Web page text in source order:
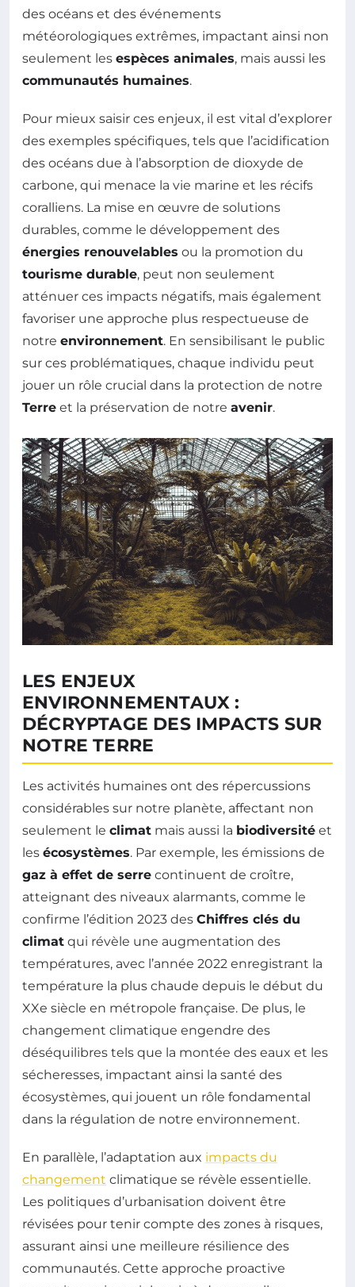
des océans et des événements
météorologiques extrêmes, impactant ainsi non
seulement les espèces animales, mais aussi les
communautés humaines.
Pour mieux saisir ces enjeux, il est vital d’explorer
des exemples spécifiques, tels que l’acidification
des océans due à l’absorption de dioxyde de
carbone, qui menace la vie marine et les récifs
coralliens. La mise en œuvre de solutions
durables, comme le développement des
énergies renouvelables ou la promotion du
tourisme durable, peut non seulement
atténuer ces impacts négatifs, mais également
favoriser une approche plus respectueuse de
notre environnement. En sensibilisant le public
sur ces problématiques, chaque individu peut
jouer un rôle crucial dans la protection de notre
Terre et la préservation de notre avenir.
LES ENJEUX
ENVIRONNEMENTAUX :
DÉCRYPTAGE DES IMPACTS SUR
NOTRE TERRE
Les activités humaines ont des répercussions
considérables sur notre planète, affectant non
seulement le climat mais aussi la biodiversité et
les écosystèmes. Par exemple, les émissions de
gaz à effet de serre continuent de croître,
atteignant des niveaux alarmants, comme le
confirme l’édition 2023 des Chiffres clés du
climat qui révèle une augmentation des
températures, avec l’année 2022 enregistrant la
température la plus chaude depuis le début du
XXe siècle en métropole française. De plus, le
changement climatique engendre des
déséquilibres tels que la montée des eaux et les
sécheresses, impactant ainsi la santé des
écosystèmes, qui jouent un rôle fondamental
dans la régulation de notre environnement.
En parallèle, l’adaptation aux impacts du
changement climatique se révèle essentielle.
Les politiques d’urbanisation doivent être
révisées pour tenir compte des zones à risques,
assurant ainsi une meilleure résilience des
communautés. Cette approche proactive